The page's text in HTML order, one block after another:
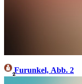
2Furunkel, Abb. 2